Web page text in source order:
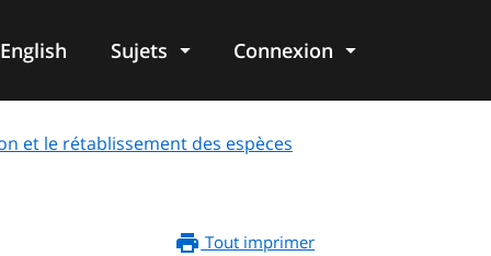
English Sujets Connexion
et le rétablissement des espèces
Tout imprimer